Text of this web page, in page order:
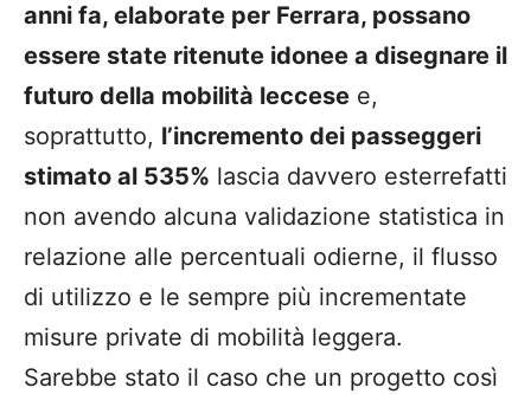
anni fa, elaborate per Ferrara, possano
essere state ritenute idonee a disegnare il
futuro della mobilità leccese e,
soprattutto, l’incremento dei passeggeri
stimato al 535% lascia davvero esterrefatti
non avendo alcuna validazione statistica in
relazione alle percentuali odierne, il flusso
di utilizzo e le sempre più incrementate
misure private di mobilità leggera.
Sarebbe stato il caso che un progetto così